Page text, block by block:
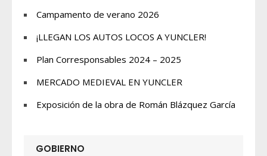
Campamento de verano 2026
¡LLEGAN LOS AUTOS LOCOS A YUNCLER!
Plan Corresponsables 2024 – 2025
MERCADO MEDIEVAL EN YUNCLER
Exposición de la obra de Román Blázquez García
GOBIERNO